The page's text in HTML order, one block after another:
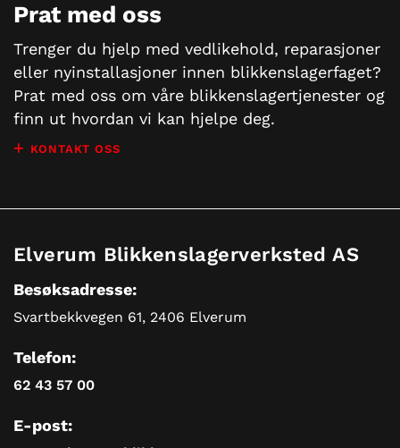
Prat med oss
Trenger du hjelp med vedlikehold, reparasjoner
eller nyinstallasjoner innen blikkenslagerfaget?
Prat med oss om våre blikkenslagertjenester og
finn ut hvordan vi kan hjelpe deg.
KONTAKT OSS
Elverum Blikkenslagerverksted AS
Besøksadresse:
Svartbekkvegen 61, 2406 Elverum
Telefon:
62 43 57 00
E-post: